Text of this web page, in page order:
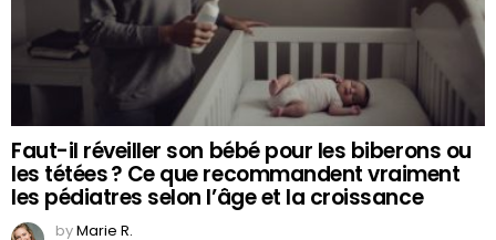
Faut-il réveiller son bébé pour les biberons ou
les tétées ? Ce que recommandent vraiment
les pédiatres selon l’âge et la croissance
byMarie R.